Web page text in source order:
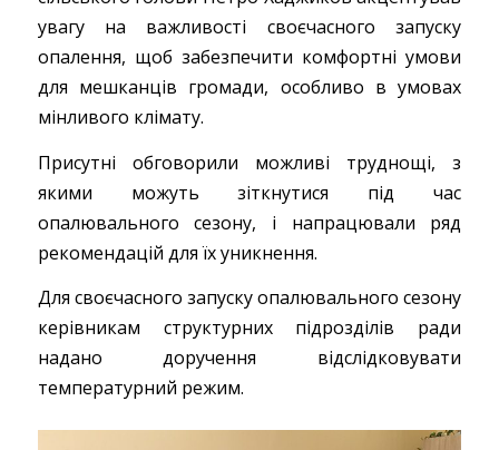
увагу на важливості своєчасного запуску
опалення, щоб забезпечити комфортні умови
для мешканців громади, особливо в умовах
мінливого клімату.
Присутні обговорили можливі труднощі, з
якими можуть зіткнутися під час
опалювального сезону, і напрацювали ряд
рекомендацій для їх уникнення.
Для своєчасного запуску опалювального сезону
керівникам структурних підрозділів ради
надано доручення відслідковувати
температурний режим.